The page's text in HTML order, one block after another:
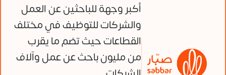
أكبر وجهة للباحثين عن العمل
والشركات للتوظيف في مختلف
القطاعات حيث تضم ما يقرب
من مليون باحث عن عمل وآلاف